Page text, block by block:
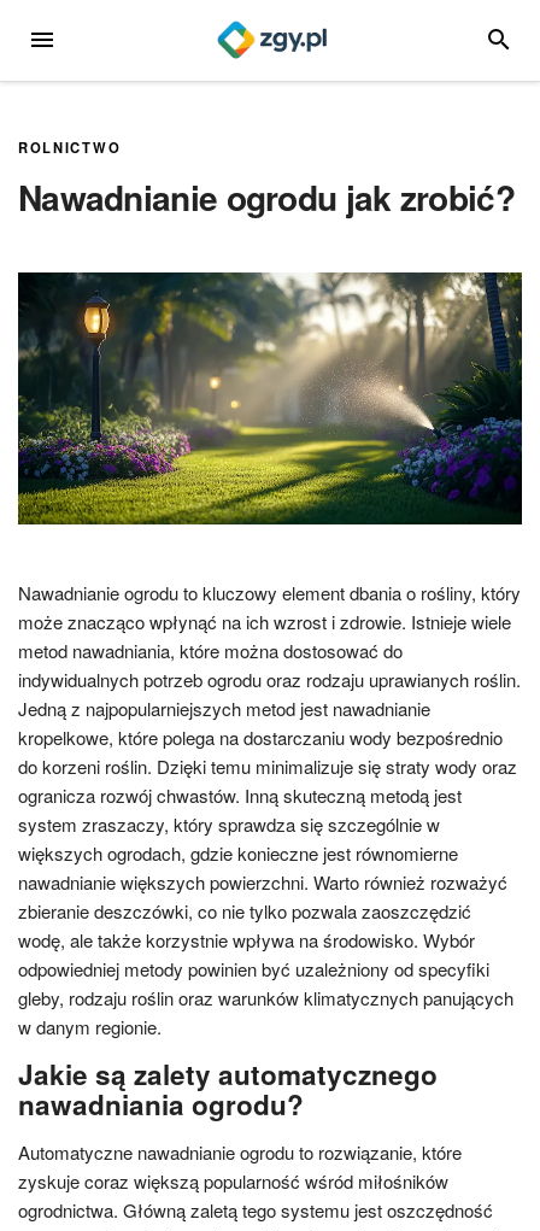
MENU
ROLNICTWO
Nawadnianie ogrodu jak zrobić?
Nawadnianie ogrodu to kluczowy element dbania o rośliny, który
może znacząco wpłynąć na ich wzrost i zdrowie. Istnieje wiele
metod nawadniania, które można dostosować do
indywidualnych potrzeb ogrodu oraz rodzaju uprawianych roślin.
Jedną z najpopularniejszych metod jest nawadnianie
kropelkowe, które polega na dostarczaniu wody bezpośrednio
do korzeni roślin. Dzięki temu minimalizuje się straty wody oraz
ogranicza rozwój chwastów. Inną skuteczną metodą jest
system zraszaczy, który sprawdza się szczególnie w
większych ogrodach, gdzie konieczne jest równomierne
nawadnianie większych powierzchni. Warto również rozważyć
zbieranie deszczówki, co nie tylko pozwala zaoszczędzić
wodę, ale także korzystnie wpływa na środowisko. Wybór
odpowiedniej metody powinien być uzależniony od specyfiki
gleby, rodzaju roślin oraz warunków klimatycznych panujących
w danym regionie.
Jakie są zalety automatycznego
nawadniania ogrodu?
Automatyczne nawadnianie ogrodu to rozwiązanie, które
zyskuje coraz większą popularność wśród miłośników
ogrodnictwa. Główną zaletą tego systemu jest oszczędność